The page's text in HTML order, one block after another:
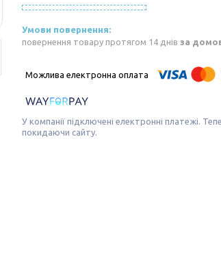
повернення товару протягом 14 днів за
У компанії підключені електронні платежі.
покидаючи сайту.